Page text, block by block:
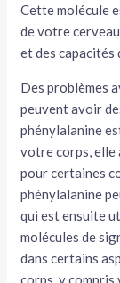
Cette molécule
de votre
et des capacités
Des problèmes
peuvent avoir
phénylalanine
votre corps, elle
pour certaines
phénylalanine
qui est ensuite
molécules de
dans certains
corps, y